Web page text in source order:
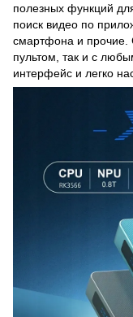
полезных функций
поиск видео по
смартфона и прочие.
пультом, так и с
интерфейс и легко